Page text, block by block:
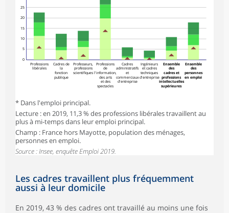
0
5
10
15
20
25
Professions
libérales
Cadres de
la
fonction
publique
Professeurs,
professions
scientifiques
Professions
de
l'information,
des arts
et des
spectacles
Cadres
administratifs
et
commerciaux
d'entreprise
Ingénieurs
et cadres
techniques
d'entreprise
Ensemble
des
cadres et
professions
intellectuelles
supérieures
Ensemble
des
personnes
en emploi
* Dans l'emploi principal.
Lecture : en 2019, 11,3 % des professions libérales travaillent au
plus à mi-temps dans leur emploi principal.
Champ : France hors Mayotte, population des ménages,
personnes en emploi.
Source : Insee, enquête Emploi 2019.
Les cadres travaillent plus fréquemment
aussi à leur domicile
En 2019, 43 % des cadres ont travaillé au moins une fois